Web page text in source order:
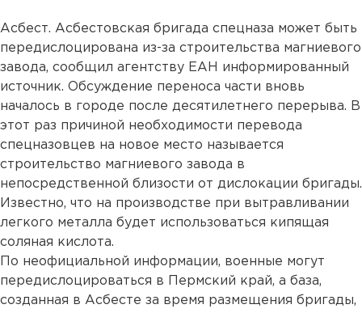
Асбест. Асбестовская бригада спецназа может быть
передислоцирована из-за строительства магниевого
завода, сообщил агентству ЕАН информированный
источник. Обсуждение переноса части вновь
началось в городе после десятилетнего перерыва. В
этот раз причиной необходимости перевода
спецназовцев на новое место называется
строительство магниевого завода в
непосредственной близости от дислокации бригады.
Известно, что на производстве при вытравливании
легкого металла будет использоваться кипящая
соляная кислота.
По неофициальной информации, военные могут
передислоцироваться в Пермский край, а база,
созданная в Асбесте за время размещения бригады,